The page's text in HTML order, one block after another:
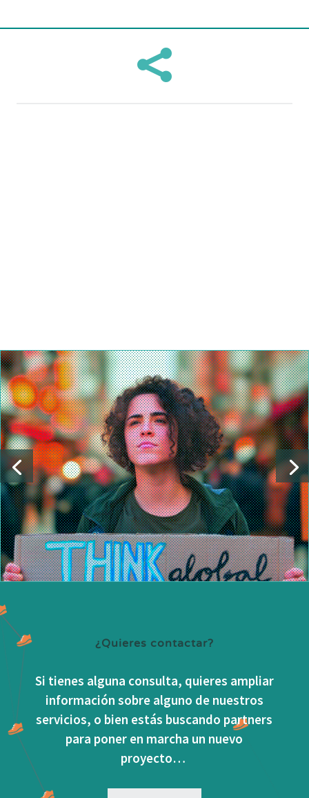

¿Quieres contactar?
Si tienes alguna consulta, quieres ampliar
información sobre alguno de nuestros
servicios, o bien estás buscando partners
para poner en marcha un nuevo
proyecto…